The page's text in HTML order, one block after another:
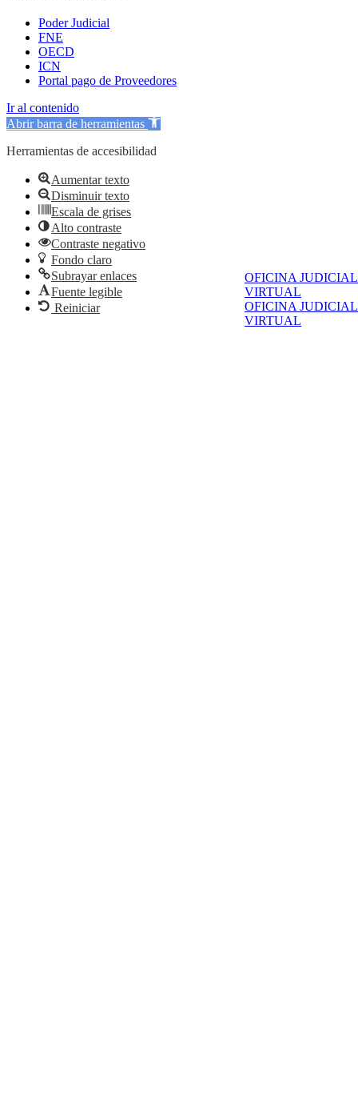
OFICINA JUDICIAL
VIRTUAL
OFICINA JUDICIAL
VIRTUAL
Poder Judicial
FNE
OECD
ICN
Portal pago de Proveedores
Ir al contenido
Abrir barra de herramientas
Herramientas de accesibilidad
Aumentar texto
Disminuir texto
Escala de grises
Alto contraste
Contraste negativo
Fondo claro
Subrayar enlaces
Fuente legible
Reiniciar